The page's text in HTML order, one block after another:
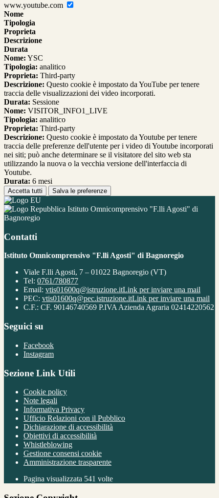
www.youtube.com
Nome
Tipologia
Proprieta
Descrizione
Durata
Nome: YSC
Tipologia: analitico
Proprieta: Third-party
Descrizione: Questo cookie è impostato da YouTube per tenere
traccia delle visualizzazioni dei video incorporati.
Durata: Sessione
Nome: VISITOR_INFO1_LIVE
Tipologia: analitico
Proprieta: Third-party
Descrizione: Questo cookie è impostato da Youtube per tenere
traccia delle preferenze dell'utente per i video di Youtube incorporati
nei siti; può anche determinare se il visitatore del sito web sta
utilizzando la nuova o la vecchia versione dell'interfaccia di
Youtube.
Durata: 6 mesi
Accetta tutti Salva le preferenze
Istituto Omnicomprensivo "F.lli Agosti" di
Bagnoregio
Contatti
Istituto Omnicomprensivo "F.lli Agosti" di Bagnoregio
Viale F.lli Agosti, 7 – 01022 Bagnoregio (VT)
Tel: 0761/780877
Email: vtis01600q@istruzione.itLink per inviare una mail
PEC: vtis01600q@pec.istruzione.itLink per inviare una mail
C.F.: CF. 90146740569 P.IVA Azienda Agraria 02414220562
Seguici su
Facebook
Instagram
Sezione Link Utili
Cookie policy
Note legali
Informativa Privacy
Ufficio Relazioni con il Pubblico
Dichiarazione di accessibilità
Obiettivi di accessibilità
Whistleblowing
Gestione consensi cookie
Amministrazione trasparente
Pagina visualizzata 541 volte